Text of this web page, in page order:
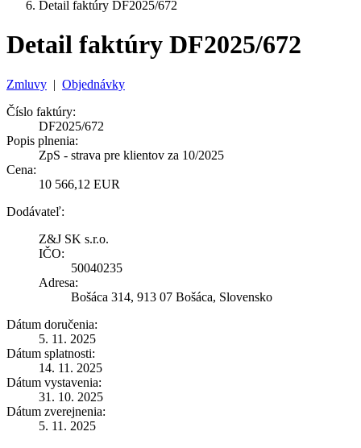
Detail faktúry DF2025/672
Detail faktúry DF2025/672
Zmluvy | Objednávky
Číslo faktúry:
DF2025/672
Popis plnenia:
ZpS - strava pre klientov za 10/2025
Cena:
10 566,12 EUR
Dodávateľ:
Z&J SK s.r.o.
IČO:
50040235
Adresa:
Bošáca 314, 913 07 Bošáca, Slovensko
Dátum doručenia:
5. 11. 2025
Dátum splatnosti:
14. 11. 2025
Dátum vystavenia:
31. 10. 2025
Dátum zverejnenia:
5. 11. 2025